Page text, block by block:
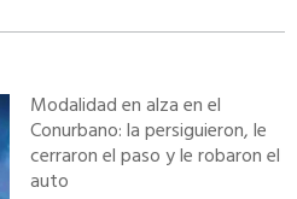
Modalidad en alza en el
Conurbano: la persiguieron, le
cerraron el paso y le robaron el
auto